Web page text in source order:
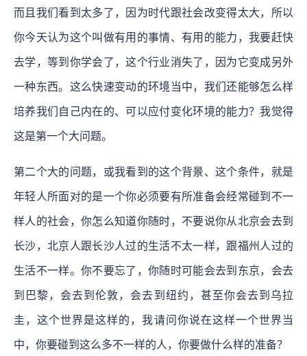
而且我们看到太多了，因为时代跟社会改变得太大，所以
你今天认为这个叫做有用的事情、有用的能力，我要赶快
去学，等到你学会了，这个行业消失了，因为它变成另外
一种东西。这么快速变动的环境当中，我们还能够怎么样
培养我们自己内在的、可以应付变化环境的能力？我觉得
这是第一个大问题。
第二个大的问题，或我看到的这个背景、这个条件，就是
年轻人所面对的是一个你必须要有所准备会经常碰到不一
样人的社会，你怎么知道你随时，不要说你从北京会去到
长沙，北京人跟长沙人过的生活不太一样，跟福州人过的
生活不一样。你不要忘了，你随时可能会去到东京，会去
到巴黎，会去到伦敦，会去到纽约，甚至你会去到乌拉
圭，这个世界是这样的，我请问你说在这样一个世界当
中，你要碰到这么多不一样的人，你要做什么样的准备？